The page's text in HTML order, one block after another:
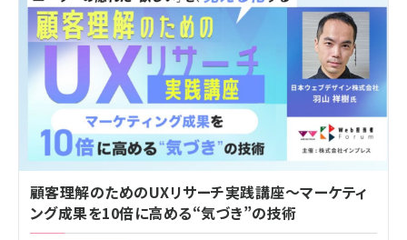
顧客理解のためのUXリサーチ実践講座～マーケティ
ング成果を10倍に高める“気づき”の技術